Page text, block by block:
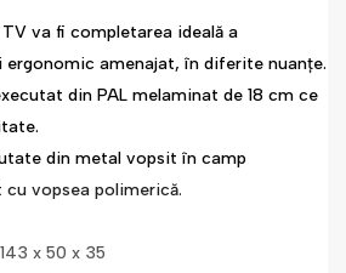
va fi completarea ideală a
amenajat, în diferite nuanțe.
din PAL melaminat de 18 cm ce
din metal vopsit în camp
vopsea polimerică.
x 50 x 35